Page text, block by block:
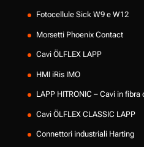
Fotocellule Sick W9 e W12
Morsetti Phoenix Contact
Cavi ÖLFLEX LAPP
HMI iRis IMO
LAPP HITRONIC – Cavi in fibra
Cavi ÖLFLEX CLASSIC LAPP
Connettori industriali Harting